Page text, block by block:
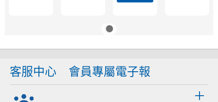
客服中心 會員專屬電子報